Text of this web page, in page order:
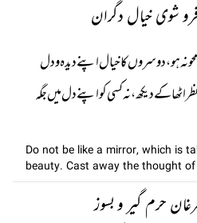
شوی خیال دگران
نہ ہو، دوسروں کا خیال اپنے دیدہ و دل
کے دیکھ، نہ کسی کو اپنے دل میں جگہ
Do not be like a mirror, which is
beauty. Cast away the thought
حرم گیر و بسوز